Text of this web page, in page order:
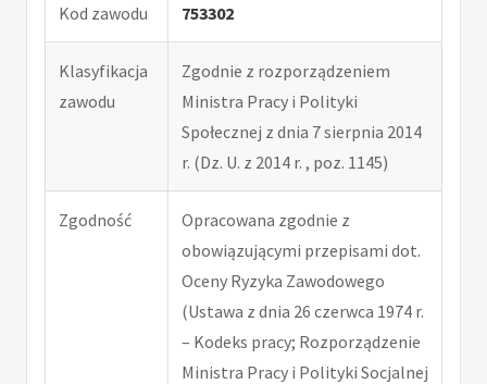
Kod zawodu 753302
Klasyfikacja
zawodu
Zgodnie z rozporządzeniem
Ministra Pracy i Polityki
Społecznej z dnia 7 sierpnia 2014
r. (Dz. U. z 2014 r. , poz. 1145)
Zgodność
Opracowana zgodnie z
obowiązującymi przepisami dot.
Oceny Ryzyka Zawodowego
(Ustawa z dnia 26 czerwca 1974 r.
– Kodeks pracy; Rozporządzenie
Ministra Pracy i Polityki Socjalnej